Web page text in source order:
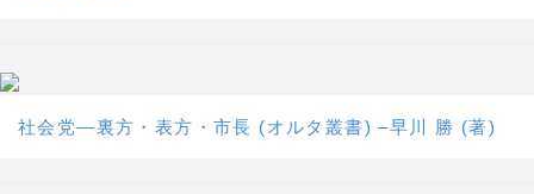
社会党―裏方・表方・市長 (オルタ叢書) –早川 勝 (著)